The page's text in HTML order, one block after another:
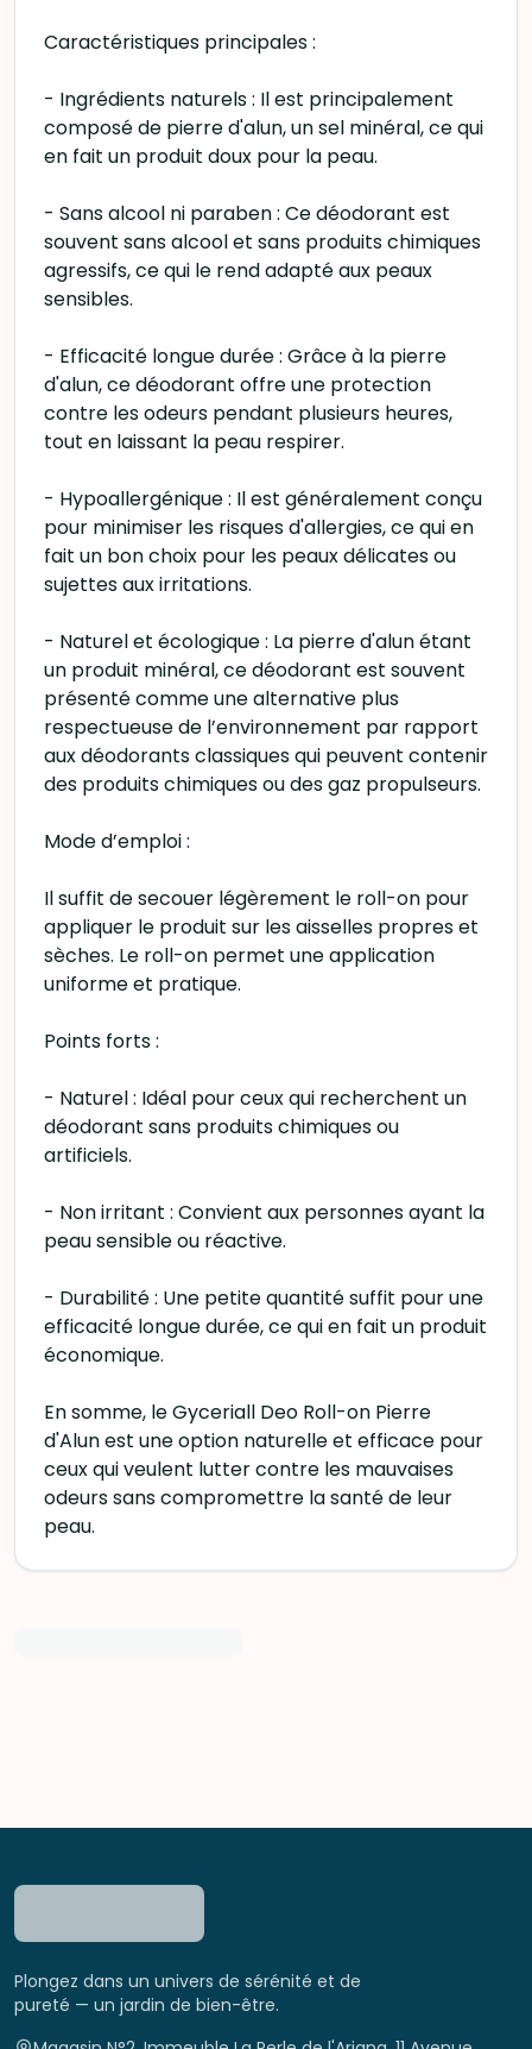
Caractéristiques principales :
- Ingrédients naturels : Il est principalement
composé de pierre d'alun, un sel minéral, ce qui
en fait un produit doux pour la peau.
- Sans alcool ni paraben : Ce déodorant est
souvent sans alcool et sans produits chimiques
agressifs, ce qui le rend adapté aux peaux
sensibles.
- Efficacité longue durée : Grâce à la pierre
d'alun, ce déodorant offre une protection
contre les odeurs pendant plusieurs heures,
tout en laissant la peau respirer.
- Hypoallergénique : Il est généralement conçu
pour minimiser les risques d'allergies, ce qui en
fait un bon choix pour les peaux délicates ou
sujettes aux irritations.
- Naturel et écologique : La pierre d'alun étant
un produit minéral, ce déodorant est souvent
présenté comme une alternative plus
respectueuse de l’environnement par rapport
aux déodorants classiques qui peuvent contenir
des produits chimiques ou des gaz propulseurs.
Mode d’emploi :
Il suffit de secouer légèrement le roll-on pour
appliquer le produit sur les aisselles propres et
sèches. Le roll-on permet une application
uniforme et pratique.
Points forts :
- Naturel : Idéal pour ceux qui recherchent un
déodorant sans produits chimiques ou
artificiels.
- Non irritant : Convient aux personnes ayant la
peau sensible ou réactive.
- Durabilité : Une petite quantité suffit pour une
efficacité longue durée, ce qui en fait un produit
économique.
En somme, le Gyceriall Deo Roll-on Pierre
d'Alun est une option naturelle et efficace pour
ceux qui veulent lutter contre les mauvaises
odeurs sans compromettre la santé de leur
peau.
Plongez dans un univers de sérénité et de
pureté — un jardin de bien-être.